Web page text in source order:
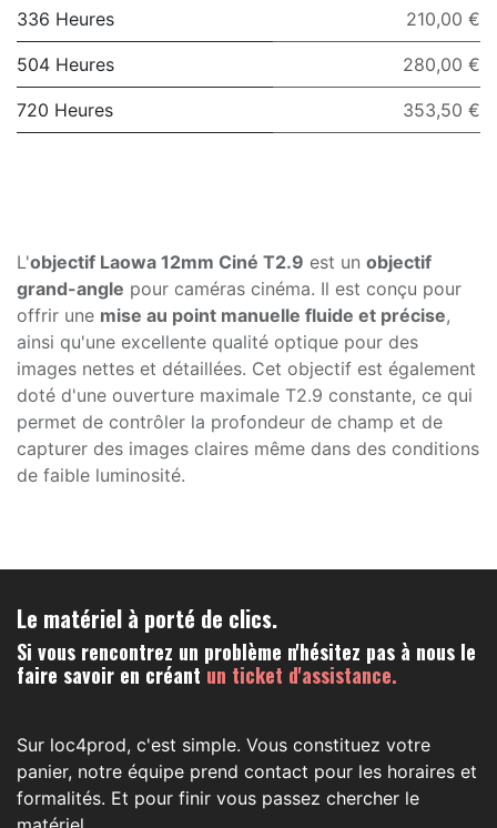
336 Heures 210,00 €
504 Heures 280,00 €
720 Heures 353,50 €
L'objectif Laowa 12mm Ciné T2.9 est un objectif
grand-angle pour caméras cinéma. Il est conçu pour
offrir une mise au point manuelle fluide et précise,
ainsi qu'une excellente qualité optique pour des
images nettes et détaillées. Cet objectif est également
doté d'une ouverture maximale T2.9 constante, ce qui
permet de contrôler la profondeur de champ et de
capturer des images claires même dans des conditions
de faible luminosité.
Le matériel à porté de clics.
Si vous rencontrez un problème n'hésitez pas à nous le
faire savoir en créant un ticket d'assistance.
Sur loc4prod, c'est simple. Vous constituez votre
panier, notre équipe prend contact pour les horaires et
formalités. Et pour finir vous passez chercher le